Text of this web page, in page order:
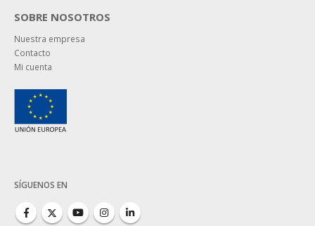
SOBRE NOSOTROS
Nuestra empresa
Contacto
Mi cuenta
SÍGUENOS EN